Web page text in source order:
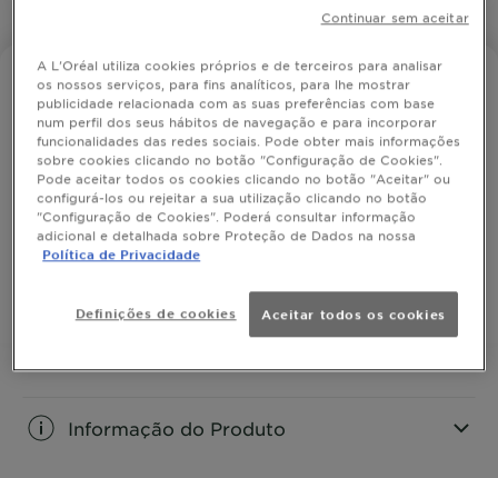
Leite After Sun Formato Poupança
Leite hidratante apaziguante com Aloé Vera de
origem natural em formato poupança
TAMANHO 400ML
COMPRAR
Informação do Produto
A L'Oréal utiliza cookies próprios e de terceiros para analisar
os nossos serviços, para fins analíticos, para lhe mostrar
publicidade relacionada com as suas preferências com base
num perfil dos seus hábitos de navegação e para incorporar
funcionalidades das redes sociais. Pode obter mais informações
sobre cookies clicando no botão "Configuração de Cookies".
Pode aceitar todos os cookies clicando no botão "Aceitar" ou
configurá-los ou rejeitar a sua utilização clicando no botão
"Configuração de Cookies". Poderá consultar informação
adicional e detalhada sobre Proteção de Dados na nossa
Política de Privacidade
Definições de cookies Aceitar todos os cookies
Continuar sem aceitar